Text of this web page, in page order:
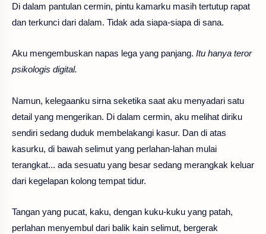
Di dalam pantulan cermin, pintu kamarku masih tertutup rapat
dan terkunci dari dalam. Tidak ada siapa-siapa di sana.
Aku mengembuskan napas lega yang panjang. Itu hanya teror
psikologis digital.
Namun, kelegaanku sirna seketika saat aku menyadari satu
detail yang mengerikan. Di dalam cermin, aku melihat diriku
sendiri sedang duduk membelakangi kasur. Dan di atas
kasurku, di bawah selimut yang perlahan-lahan mulai
terangkat... ada sesuatu yang besar sedang merangkak keluar
dari kegelapan kolong tempat tidur.
Tangan yang pucat, kaku, dengan kuku-kuku yang patah,
perlahan menyembul dari balik kain selimut, bergerak